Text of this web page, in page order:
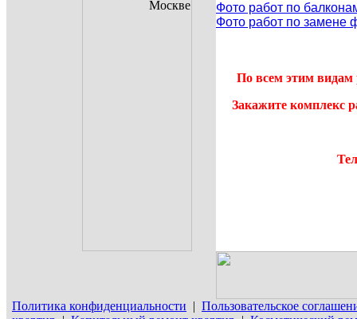
Фото работ по
Фото работ по замене
По всем этим видам
Закажите комплекс
Политика конфиденциальности | Пользовательское